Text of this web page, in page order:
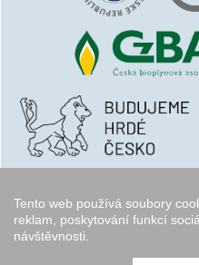
Tento web používá soubory
reklam, poskytování funkcí
návštěvnosti.